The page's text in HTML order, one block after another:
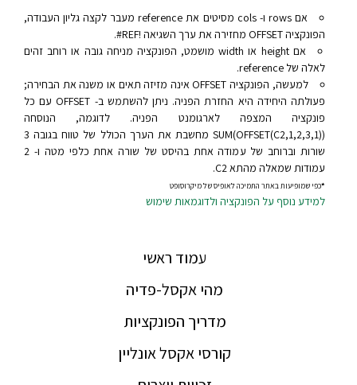
אם rows ו- cols מסיטים את reference מעבר לקצה גליון העבודה,
הפונקציה OFFSET מחזירה את ערך השגיאה ‎#REF!‎.
אם height או width מושמט, הפונקציה מניחה גובה או רוחב זהים
לאלה של reference.
למעשה, הפונקציה OFFSET אינה מזיזה תאים או משנה את הבחירה;
פעולתה היחידה היא החזרת הפניה. ניתן להשתמש ב- OFFSET עם כל
פונקציה המצפה לארגומנט הפניה. לדוגמה, הנוסחה
SUM(OFFSET(C2,1,2,3,1))‎ מחשבת את הערך הכולל של טווח בגובה 3
שורות וברוחב של עמודה אחת בהיסט של שורה אחת כלפי מטה ו- 2
עמודות שמאלה מהתא C2.
*כפי שמופיעות באתר התמיכה לאופיס של מיקרוסופט
למידע נוסף על הפונקציה ולדוגמאות שימוש
עמוד ראשי
מהי אקסל-פדיה
מדריך הפונקציות
קורסי אקסל אונליין